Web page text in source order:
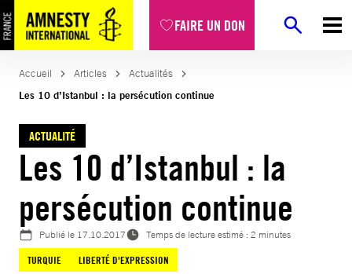
FAIRE UN DON
Aller
au
contenu
Accueil Articles
Actualités
Les 10 d’Istanbul : la persécution continue
ACTUALITÉ
Les 10 d’Istanbul : la
persécution continue
Publié le 17.10.2017
Temps de lecture estimé : 2 minutes
TURQUIE
LIBERTÉ D'EXPRESSION